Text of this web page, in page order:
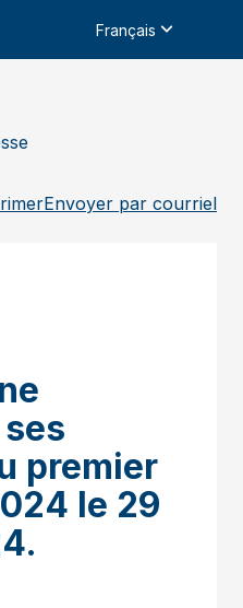
Français
Envoyer par courriel
premier
le 29